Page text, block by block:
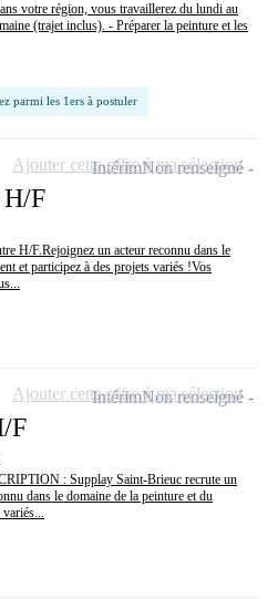
votre région, vous travaillerez du lundi au
(trajet inclus). - Préparer la peinture et les
parmi les 1ers à postuler
F
H/F.Rejoignez un acteur reconnu dans le
et participez à des projets variés !Vos
IntérimNon renseigné
Ajouter cette offre à ma sélection
F
: Supplay Saint-Brieuc recrute un
dans le domaine de la peinture et du
variés...
IntérimNon renseigné
Ajouter cette offre à ma sélection